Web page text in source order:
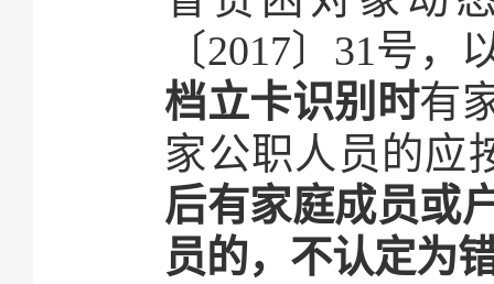
〔2017〕31号
档立卡识别时有
家公职人员的应
后有家庭成员或
员的，不认定为